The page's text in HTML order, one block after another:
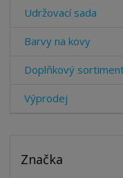
Udržovací sada
Barvy na kovy
Doplňkový
Výprodej
Značka